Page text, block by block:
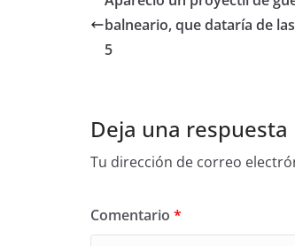
balneario, que dataría de
5
Deja una respuesta
Tu dirección de correo
Comentario *